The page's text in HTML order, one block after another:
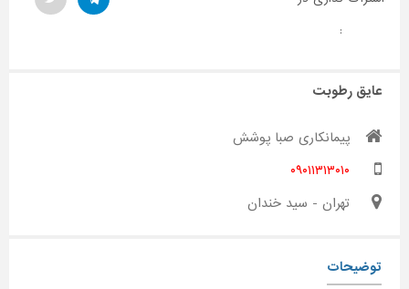
:
عایق رطوبت
پیمانکاری صبا پوشش
۰۹۰۱۱۳۱۳۰۱۰
تهران - سید خندان
توضیحات